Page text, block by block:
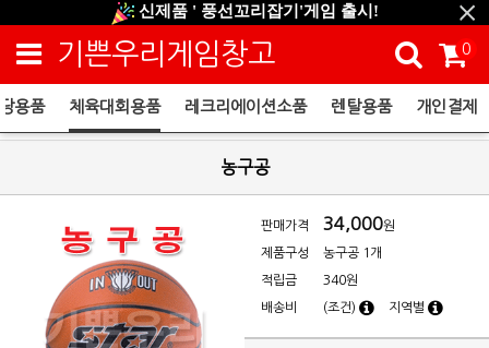
신제품 ' 풍선꼬리잡기'게임 출시!
신규회원 HAPPY EVENT 적립금 5,000원 증정
❤ 신제품 ' 컬링&볼링 ' 출시! ❤
기쁜우리게임창고 0
용품 체육대회용품 레크리에이션소품 렌탈용품 개인결제
농구공
판매가격 34,000원
제품구성 농구공 1개
적립금 340원
배송비 (조건) 지역별